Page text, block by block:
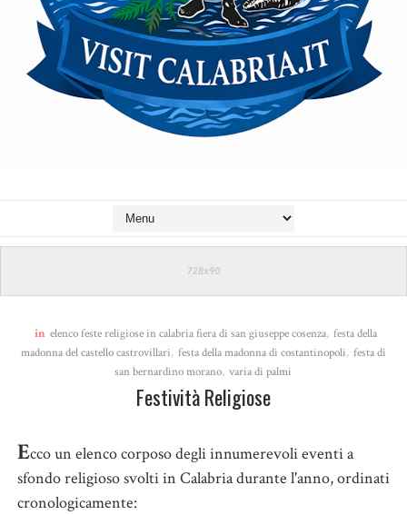
in elenco feste religiose in calabria fiera di san giuseppe cosenza, festa della
madonna del castello castrovillari, festa della madonna di costantinopoli, festa di
san bernardino morano, varia di palmi
Festività Religiose
Ecco un elenco corposo degli innumerevoli eventi a
sfondo religioso svolti in Calabria durante l'anno, ordinati
cronologicamente: